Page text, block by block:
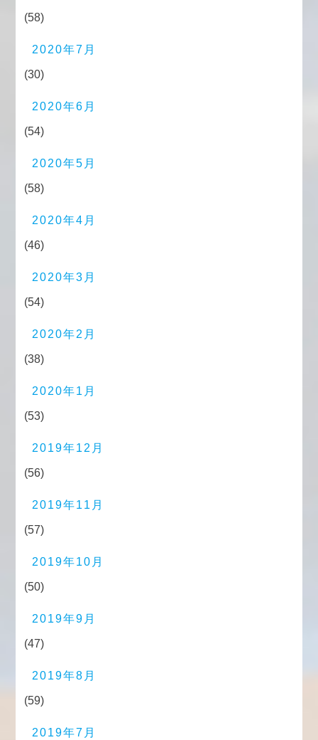
(58)
2020年7月
(30)
2020年6月
(54)
2020年5月
(58)
2020年4月
(46)
2020年3月
(54)
2020年2月
(38)
2020年1月
(53)
2019年12月
(56)
2019年11月
(57)
2019年10月
(50)
2019年9月
(47)
2019年8月
(59)
2019年7月